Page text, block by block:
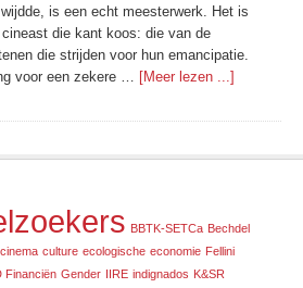
is een echt meesterwerk. Het is
die kant koos: die van de
die strijden voor hun emancipatie.
voor een zekere … [Meer lezen ...]
BBTK-SETCa Bechdel
cinema culture ecologische economie Fellini
Financiën Gender IIRE indignados K&SR